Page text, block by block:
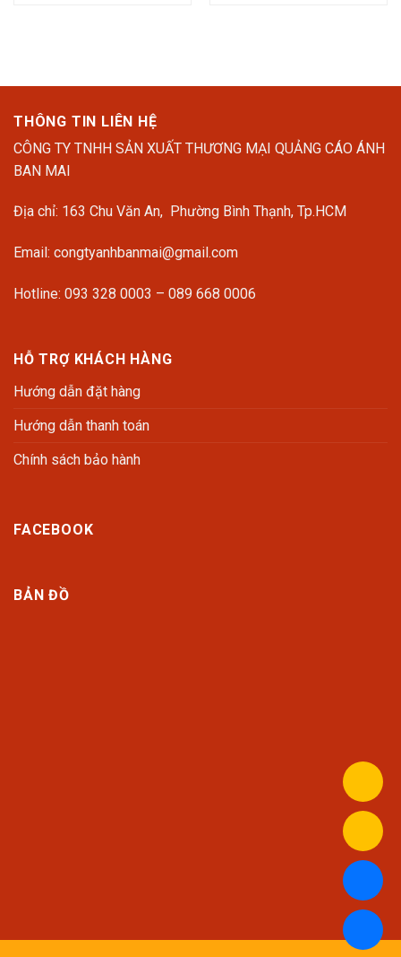
THÔNG TIN LIÊN HỆ
CÔNG TY TNHH SẢN XUẤT THƯƠNG MẠI QUẢNG CÁO ÁNH
BAN MAI
Địa chỉ: 163 Chu Văn An, Phường Bình Thạnh, Tp.HCM
Email: congtyanhbanmai@gmail.com
Hotline: 093 328 0003 – 089 668 0006
HỖ TRỢ KHÁCH HÀNG
Hướng dẫn đặt hàng
Hướng dẫn thanh toán
Chính sách bảo hành
FACEBOOK
BẢN ĐỒ